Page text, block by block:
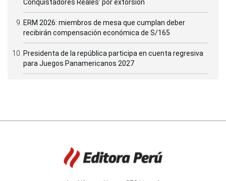
Conquistadores Reales’ por extorsión
ERM 2026: miembros de mesa que cumplan deber
recibirán compensación económica de S/165
Presidenta de la república participa en cuenta regresiva
para Juegos Panamericanos 2027